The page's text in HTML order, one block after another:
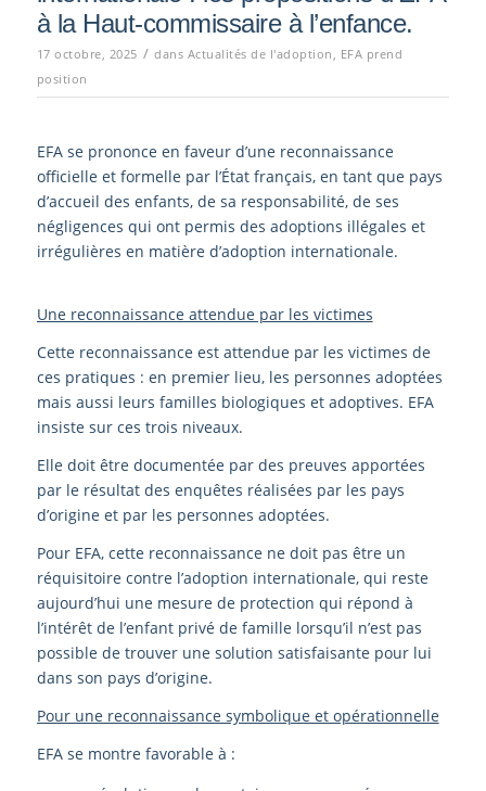
à la Haut-commissaire à l’enfance.
17 octobre, 2025 / dans Actualités de l'adoption , EFA prend
position
EFA se prononce en faveur d’une reconnaissance
oﬃcielle et formelle par l’État français, en tant que pays
d’accueil des enfants, de sa responsabilité, de ses
négligences qui ont permis des adoptions illégales et
irrégulières en matière d’adoption internationale.
Une reconnaissance attendue par les victimes
Cette reconnaissance est attendue par les victimes de
ces pratiques : en premier lieu, les personnes adoptées
mais aussi leurs familles biologiques et adoptives. EFA
insiste sur ces trois niveaux.
Elle doit être documentée par des preuves apportées
par le résultat des enquêtes réalisées par les pays
d’origine et par les personnes adoptées.
Pour EFA, cette reconnaissance ne doit pas être un
réquisitoire contre l’adoption internationale, qui reste
aujourd’hui une mesure de protection qui répond à
l’intérêt de l’enfant privé de famille lorsqu’il n’est pas
possible de trouver une solution satisfaisante pour lui
dans son pays d’origine.
Pour une reconnaissance symbolique et opérationnelle
EFA se montre favorable à :